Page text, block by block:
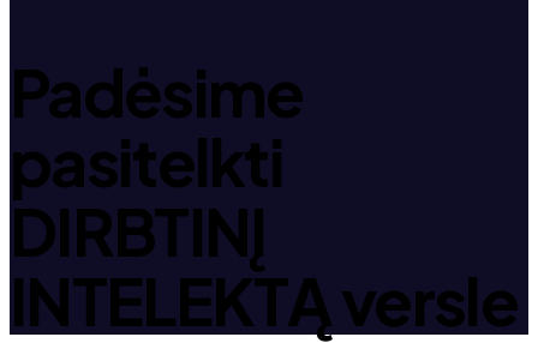
Padėsime
pasitelkti
DIRBTINĮ
INTELEKTĄversle